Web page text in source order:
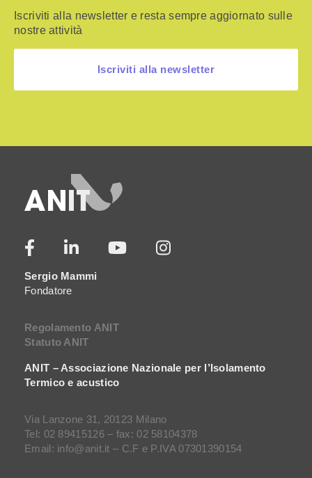
Iscriviti alla newsletter e resta sempre aggiornato sulle
nostre attività
Iscriviti alla newsletter
Sergio Mammi
Fondatore
Regolamento ANIT
Statuto ANIT
ANIT – Associazione Nazionale per l’Isolamento
Termico e acustico
Via Lanzone 31, 20123 Milano
Tel: 02 89415126 – fax: 02 58104378
Email: info@anit.it – C.F e P.IVA 07301390154